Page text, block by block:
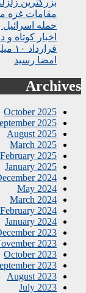
بزرگترین
حمله اسرائیل
اخبار کوتاه
امضا رسید
Archives
October 2025
2025
August 2025
March 2025
February 2025
January 2025
2024
May 2024
March 2024
February 2024
January 2024
2023
2023
October 2023
2023
August 2023
July 2023